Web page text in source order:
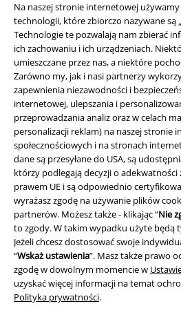
Na naszej stronie internetowej
technologii, które zbiorczo nazywane są
Technologie te pozwalają nam zbierać
ich zachowaniu i ich urządzeniach.
umieszczane przez nas, a niektóre
Zarówno my, jak i nasi partnerzy
zapewnienia niezawodności i
internetowej, ulepszania i
przeprowadzania analiz oraz w celach
personalizacji reklam) na naszej stronie
społecznościowych i na stronach
dane są przesyłane do USA, są
którzy podlegają decyzji o
prawem UE i są odpowiednio
wyrażasz zgodę na używanie plików
partnerów. Możesz także - klikając “Nie
to zgody. W takim wypadku użyte będą
Jeżeli chcesz dostosować swoje
“Wskaż ustawienia”. Masz także prawo
zgodę w dowolnym momencie w
uzyskać więcej informacji na temat
Polityka prywatności.
Programy partnerskie
Zrównoważony rózwój